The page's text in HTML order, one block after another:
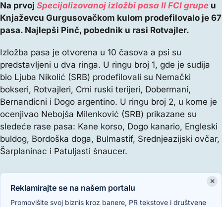
Na prvoj Specijalizovanoj izložbi pasa II FCI grupe u
Knjaževcu Gurgusovačkom kulom prodefilovalo je 67
pasa. Najlepši Pinč, pobednik u rasi Rotvajler.
Izložba pasa je otvorena u 10 časova a psi su
predstavljeni u dva ringa. U ringu broj 1, gde je sudija
bio Ljuba Nikolić (SRB) prodefilovali su Nemački
bokseri, Rotvajleri, Crni ruski terijeri, Dobermani,
Bernandicni i Dogo argentino. U ringu broj 2, u kome je
ocenjivao Nebojša Milenković (SRB) prikazane su
sledeće rase pasa: Kane korso, Dogo kanario, Engleski
buldog, Bordoška doga, Bulmastif, Srednjeazijski ovčar,
Šarplaninac i Patuljasti šnaucer.
×
Reklamirajte se na našem portalu
Promovišite svoj biznis kroz banere, PR tekstove i društvene